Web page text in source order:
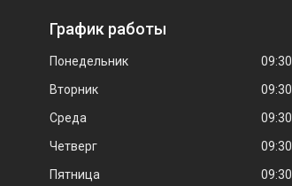
График работы
Понедельник 09:30
Вторник
09:30
Среда
09:30
Четверг
09:30
Пятница
09:30